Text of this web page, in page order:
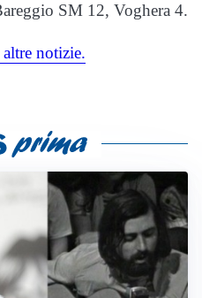
SM 12, Voghera 4.
notizie.